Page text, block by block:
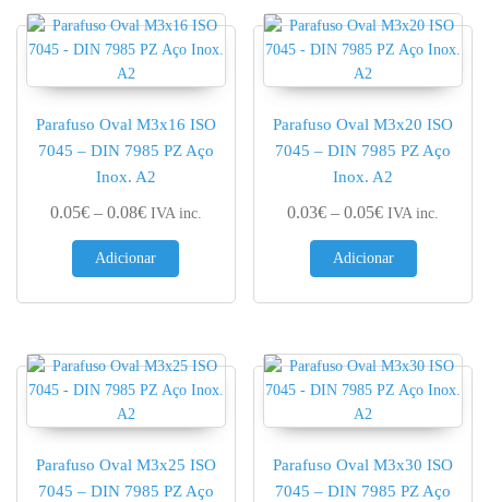
Parafuso Oval M3x16 ISO
7045 – DIN 7985 PZ Aço
Inox. A2
0.05€ – 0.08€Price range: 0.05€ through 0.08€
IVA inc.
Adicionar
Parafuso Oval M3x20 ISO
7045 – DIN 7985 PZ Aço
Inox. A2
0.03€ – 0.05€Price range:
IVA inc.
Adicionar
Parafuso Oval M3x25 ISO
7045 – DIN 7985 PZ Aço
Parafuso Oval M3x30 ISO
7045 – DIN 7985 PZ Aço